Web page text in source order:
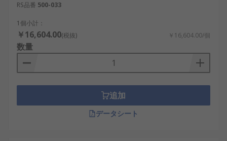
RS品番 500-033
1個小計：
￥16,604.00(税抜) ￥16,604.00/個
数量
追加
データシート